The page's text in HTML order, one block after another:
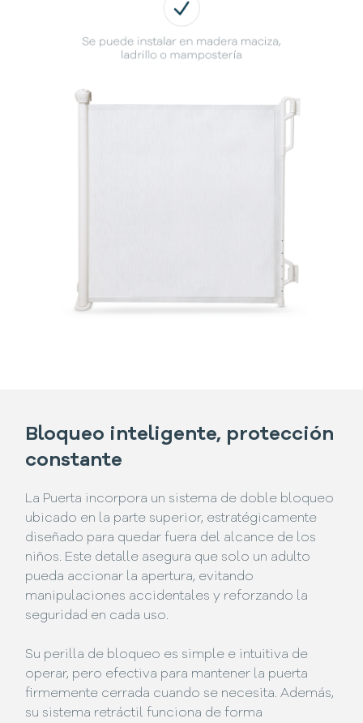
Bloqueo inteligente, protección
constante
La Puerta incorpora un sistema de doble bloqueo
ubicado en la parte superior, estratégicamente
diseñado para quedar fuera del alcance de los
niños. Este detalle asegura que solo un adulto
pueda accionar la apertura, evitando
manipulaciones accidentales y reforzando la
seguridad en cada uso.
Su perilla de bloqueo es simple e intuitiva de
operar, pero efectiva para mantener la puerta
firmemente cerrada cuando se necesita. Además,
su sistema retráctil funciona de forma